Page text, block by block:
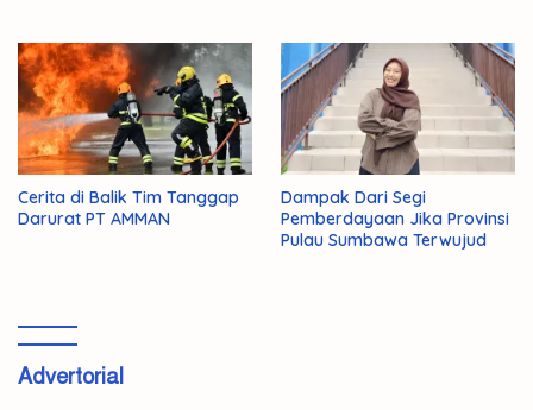
Cerita di Balik Tim Tanggap
Darurat PT AMMAN
Dampak Dari Segi
Pemberdayaan Jika Provinsi
Pulau Sumbawa Terwujud
Advertorial